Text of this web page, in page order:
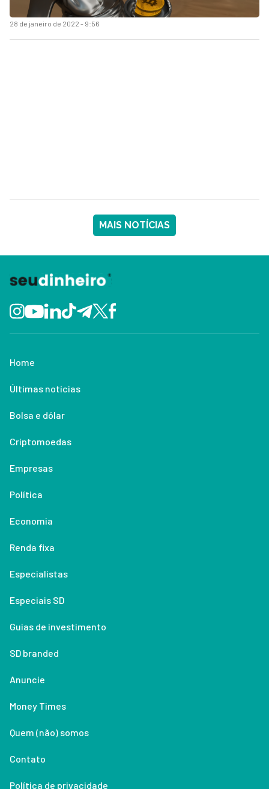
28 de janeiro de 2022 - 9:56
MAIS NOTÍCIAS
Home
Últimas notícias
Bolsa e dólar
Criptomoedas
Empresas
Política
Economia
Renda fixa
Especialistas
Especiais SD
Guias de investimento
SD branded
Anuncie
Money Times
Quem (não) somos
Contato
Política de privacidade